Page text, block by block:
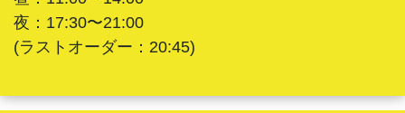
夜：17:30〜21:00
(ラストオーダー：20:45)